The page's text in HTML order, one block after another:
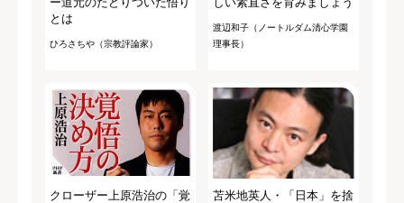
とは
ひろさちや（宗教評論家）
渡辺和子（ノートルダム清心学園
理事長）
クローザー上原浩治の「覚
苫米地英人・「日本」を捨